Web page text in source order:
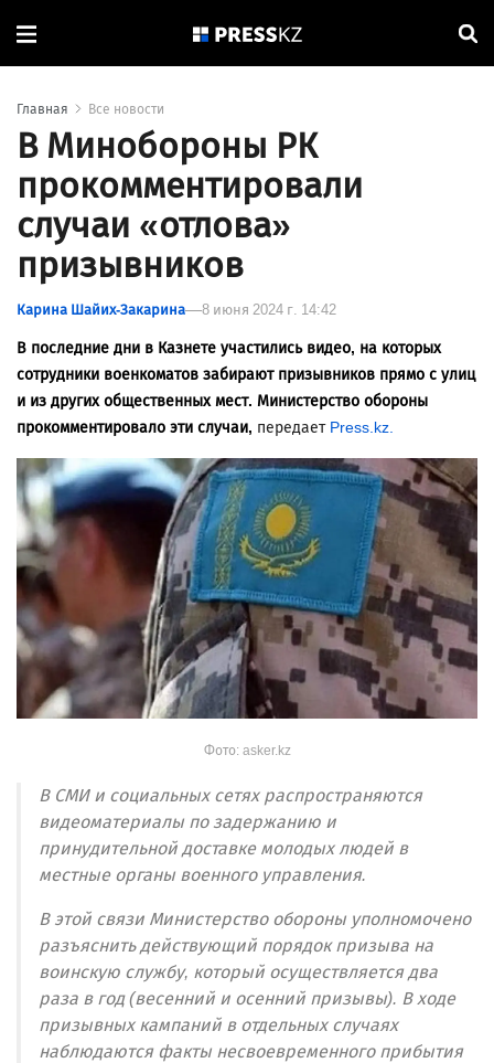
Главная Все новости
В Минобороны РК
прокомментировали
случаи «отлова»
призывников
Карина Шайих-Закарина 8 июня 2024 г. 14:42
В последние дни в Казнете участились видео, на которых
сотрудники военкоматов забирают призывников прямо с улиц
и из других общественных мест. Министерство обороны
прокомментировало эти случаи, передает Press.kz.
Фото: asker.kz
В СМИ и социальных сетях распространяются
видеоматериалы по задержанию и
принудительной доставке молодых людей в
местные органы военного управления.
В этой связи Министерство обороны уполномочено
разъяснить действующий порядок призыва на
воинскую службу, который осуществляется два
раза в год (весенний и осенний призывы). В ходе
призывных кампаний в отдельных случаях
наблюдаются факты несвоевременного прибытия